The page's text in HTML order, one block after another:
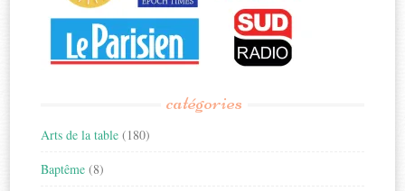
catégories
Arts de la table (180)
Baptême (8)